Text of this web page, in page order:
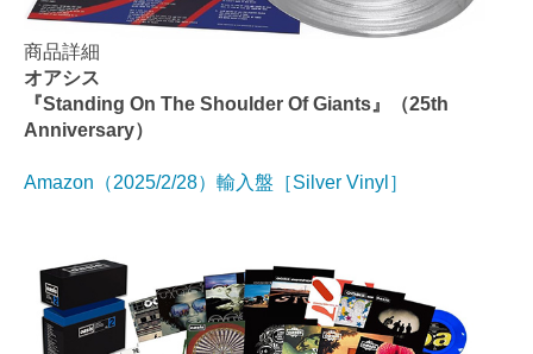
商品詳細
オアシス
『Standing On The Shoulder Of Giants』（25th
Anniversary）
Amazon（2025/2/28）輸入盤［Silver Vinyl］